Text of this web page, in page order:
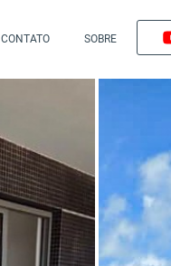
CONTATO SOBRE